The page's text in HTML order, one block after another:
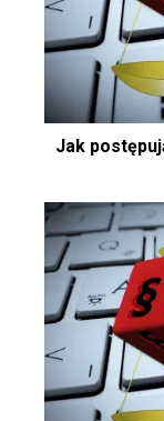
Jak